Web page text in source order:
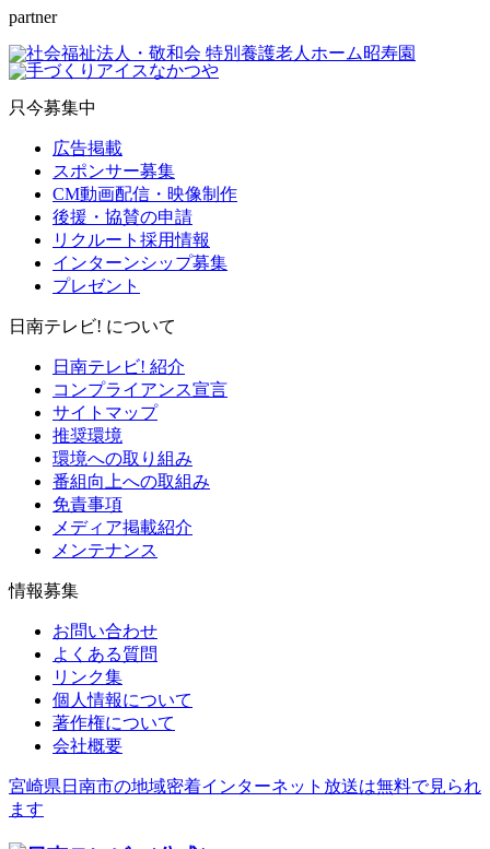
partner
只今募集中
広告掲載
スポンサー募集
CM動画配信・映像制作
後援・協賛の申請
リクルート採用情報
インターンシップ募集
プレゼント
日南テレビ! について
日南テレビ! 紹介
コンプライアンス宣言
サイトマップ
推奨環境
環境への取り組み
番組向上への取組み
免責事項
メディア掲載紹介
メンテナンス
情報募集
お問い合わせ
よくある質問
リンク集
個人情報について
著作権について
会社概要
宮崎県日南市の地域密着インターネット放送は無料で見られ
ます